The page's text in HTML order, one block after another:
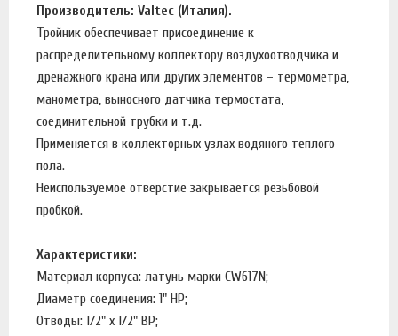
Производитель: Valtec (Италия).
Тройник обеспечивает присоединение к
распределительному коллектору воздухоотводчика и
дренажного крана или других элементов – термометра,
манометра, выносного датчика термостата,
соединительной трубки и т.д.
Применяется в коллекторных узлах водяного теплого
пола.
Неиспользуемое отверстие закрывается резьбовой
пробкой.
Характеристики:
Материал корпуса: латунь марки CW617N;
Диаметр соединения: 1" НР;
Отводы: 1/2" х 1/2" ВР;